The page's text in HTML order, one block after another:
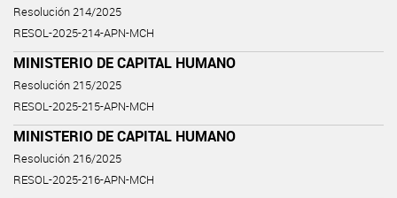
Resolución 214/2025
RESOL-2025-214-APN-MCH
MINISTERIO DE CAPITAL HUMANO
Resolución 215/2025
RESOL-2025-215-APN-MCH
MINISTERIO DE CAPITAL HUMANO
Resolución 216/2025
RESOL-2025-216-APN-MCH